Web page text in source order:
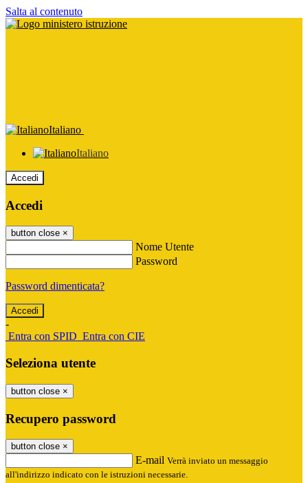
Salta al contenuto
Italiano
Italiano
Accedi
Accedi
button close ×
Nome Utente
Password
Password dimenticata?
-
Entra con SPID Entra con CIE
Seleziona utente
button close ×
Recupero password
button close ×
E-mail Verrà inviato un messaggio
all'indirizzo indicato con le istruzioni necessarie.